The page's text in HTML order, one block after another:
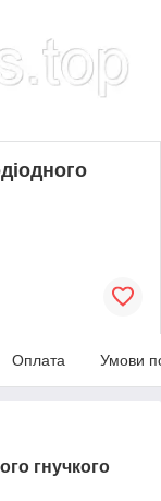
Оплата Умови
гнучкого